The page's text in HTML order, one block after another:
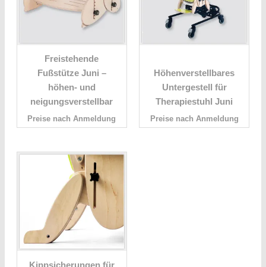
Freistehende
Fußstütze Juni –
höhen- und
neigungsverstellbar
Preise nach Anmeldung
Höhenverstellbares
Untergestell für
Therapiestuhl Juni
Preise nach Anmeldung
Kippsicherungen für